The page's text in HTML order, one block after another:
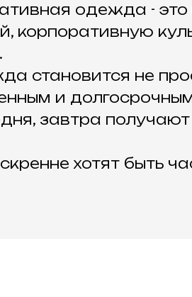
одежда - это
корпоративную
становится не
и
завтра получают
хотят быть